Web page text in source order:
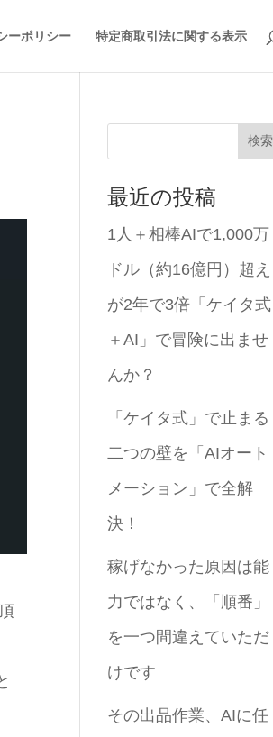
ーポリシー 特定商取引法に関する表示
検索
最近の投稿
1人＋相棒AIで1,000万
ドル（約16億円）超え
が2年で3倍「ケイタ式
＋AI」で冒険に出ませ
んか？
「ケイタ式」で止まる
二つの壁を「AIオート
メーション」で全解
決！
稼げなかった原因は能
力ではなく、「順番」
を一つ間違えていただ
けです
その出品作業、AIに任